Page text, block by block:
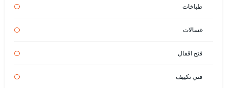
طباخات
غسالات
فتح اقفال
فني تكييف